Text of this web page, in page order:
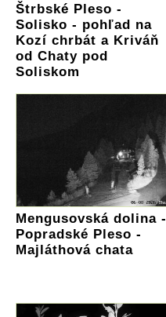
Štrbské Pleso -
Solisko - pohľad na
Kozí chrbát a Kriváň
od Chaty pod
Soliskom
Mengusovská dolina -
Popradské Pleso -
Majláthová chata